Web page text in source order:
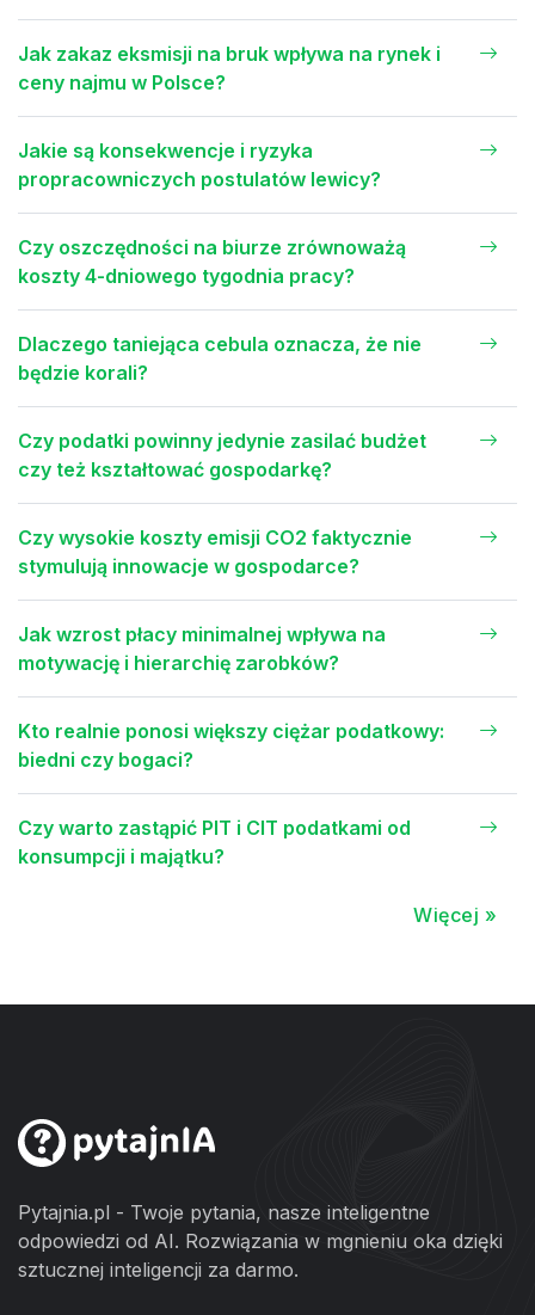
Jak zakaz eksmisji na bruk wpływa na rynek i
ceny najmu w Polsce?
Jakie są konsekwencje i ryzyka
propracowniczych postulatów lewicy?
Czy oszczędności na biurze zrównoważą
koszty 4-dniowego tygodnia pracy?
Dlaczego taniejąca cebula oznacza, że nie
będzie korali?
Czy podatki powinny jedynie zasilać budżet
czy też kształtować gospodarkę?
Czy wysokie koszty emisji CO2 faktycznie
stymulują innowacje w gospodarce?
Jak wzrost płacy minimalnej wpływa na
motywację i hierarchię zarobków?
Kto realnie ponosi większy ciężar podatkowy:
biedni czy bogaci?
Czy warto zastąpić PIT i CIT podatkami od
konsumpcji i majątku?
Więcej »
Pytajnia.pl - Twoje pytania, nasze inteligentne
odpowiedzi od AI. Rozwiązania w mgnieniu oka dzięki
sztucznej inteligencji za darmo.